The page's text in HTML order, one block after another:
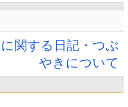
関する日記・つぶ
やきについて